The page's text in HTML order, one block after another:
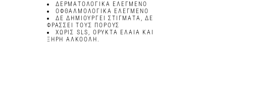
ΔΕΡΜΑΤΟΛΟΓΙΚΆ ΕΛΕΓΜΈΝΟ
ΟΦΘΑΛΜΟΛΟΓΙΚΆ ΕΛΕΓΜΈΝΟ
ΔΕ ΔΗΜΙΟΥΡΓΕΊ ΣΤΊΓΜΑΤΑ, ΔΕ
ΦΡΆΣΣΕΙ ΤΟΥΣ ΠΌΡΟΥΣ
ΧΩΡΊΣ SLS, ΟΡΥΚΤΆ ΈΛΑΙΑ ΚΑΙ
ΞΗΡΉ ΑΛΚΟΌΛΗ.